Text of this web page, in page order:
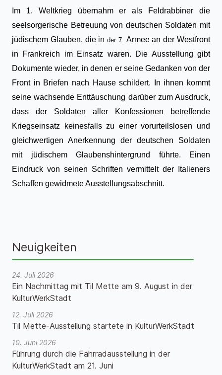
Im 1. Weltkrieg übernahm er als Feldrabbiner die
seelsorgerische Betreuung von deutschen Soldaten mit
jüdischem Glauben, dieinder 7. Armeean derWestfront
in Frankreich im Einsatz waren. Die Ausstellung gibt
Dokumente wieder, in denen er seine Gedanken von der
Front in Briefen nach Hause schildert. In ihnen kommt
seine wachsende Enttäuschung darüber zum Ausdruck,
dass der Soldaten aller Konfessionen betreffende
Kriegseinsatz keinesfalls zu einer vorurteilslosen und
gleichwertigen Anerkennung der deutschen Soldaten
mit jüdischem Glaubenshintergrund führte. Einen
Eindruck von seinen Schriften vermittelt der Italieners
Schaffen gewidmete Ausstellungsabschnitt.
Neuigkeiten
24. Juli 2026
Ein Nachmittag mit Til Mette am 9. August in der
KulturWerkStadt
12. Juli 2026
Til Mette-Ausstellung startete in KulturWerkStadt
10. Juni 2026
Führung durch die Fahrradausstellung in der
KulturWerkStadt am 21. Juni